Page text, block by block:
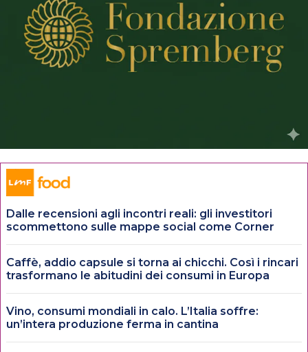
Dalle recensioni agli incontri reali: gli investitori
scommettono sulle mappe social come Corner
Caffè, addio capsule si torna ai chicchi. Così i rincari
trasformano le abitudini dei consumi in Europa
Vino, consumi mondiali in calo. L’Italia soffre:
un’intera produzione ferma in cantina